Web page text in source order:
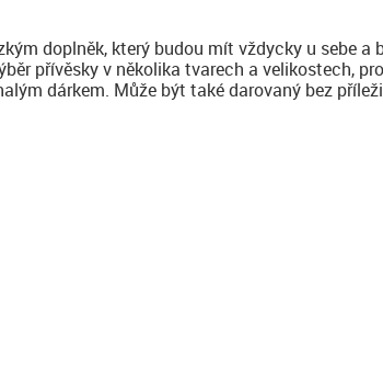
doplněk, který budou mít vždycky u sebe a
přívěsky v několika tvarech a velikostech,
dárkem. Může být také darovaný bez